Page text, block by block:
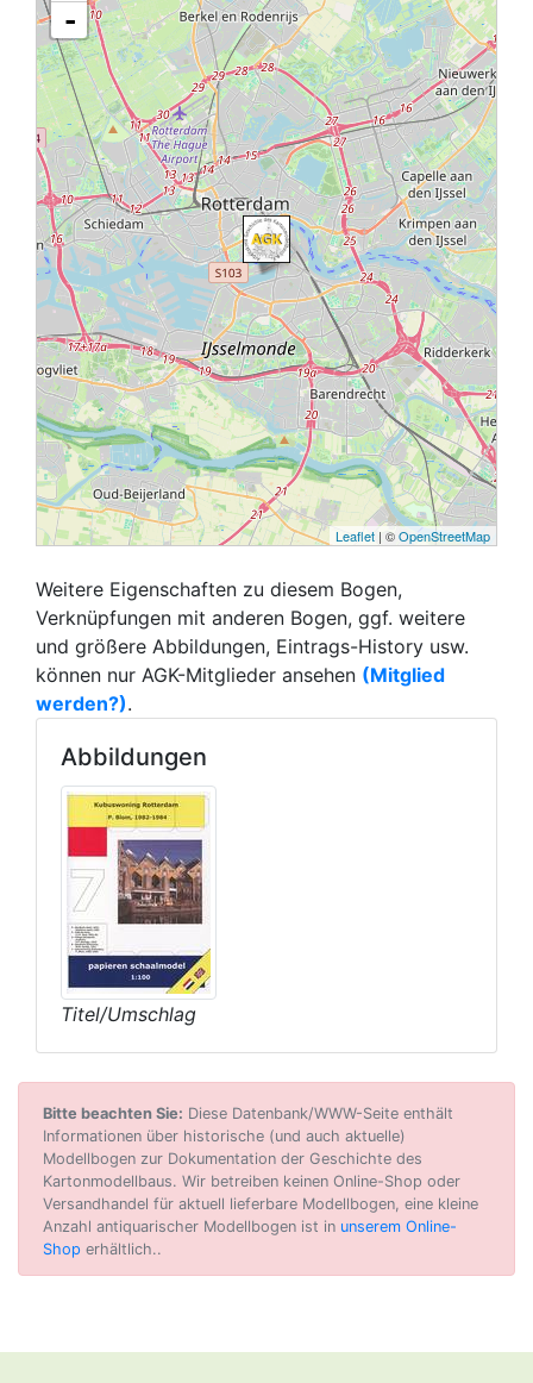
-
Leaflet | ©OpenStreetMap
Weitere Eigenschaften zu diesem Bogen,
Verknüpfungen mit anderen Bogen, ggf. weitere
und größere Abbildungen, Eintrags-History usw.
können nur AGK-Mitglieder ansehen (Mitglied
werden?).
Abbildungen
Titel/Umschlag
Bitte beachten Sie: Diese Datenbank/WWW-Seite enthält
Informationen über historische (und auch aktuelle)
Modellbogen zur Dokumentation der Geschichte des
Kartonmodellbaus. Wir betreiben keinen Online-Shop oder
Versandhandel für aktuell lieferbare Modellbogen, eine kleine
Anzahl antiquarischer Modellbogen ist in unserem Online-
Shop erhältlich..